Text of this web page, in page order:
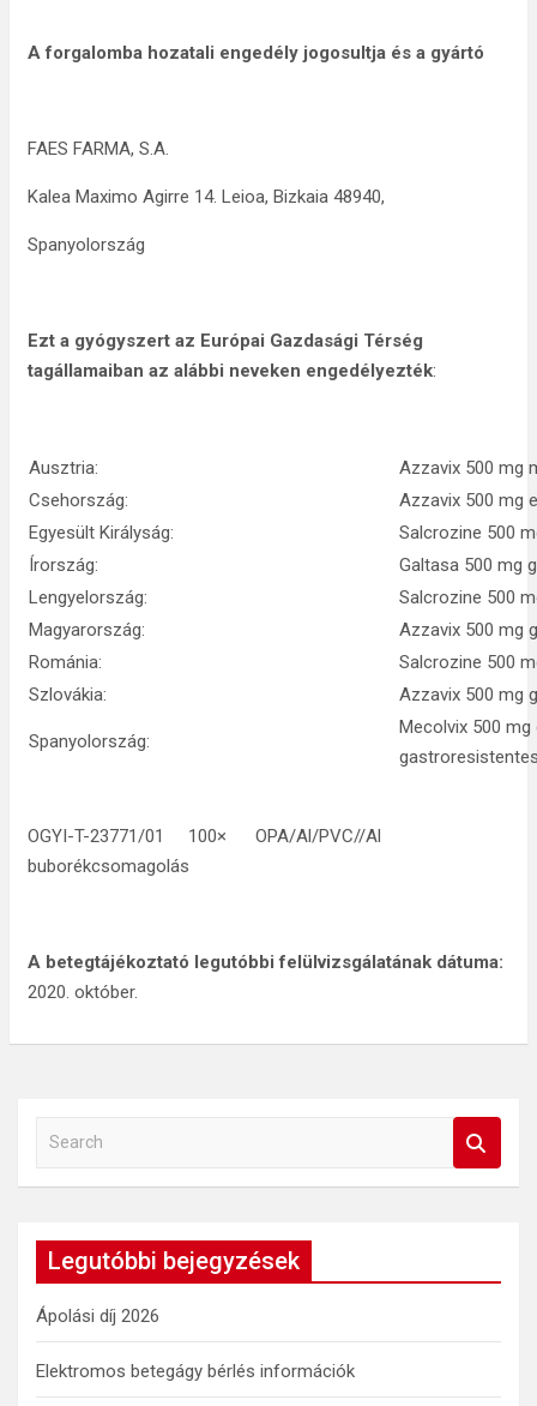
A forgalomba hozatali engedély jogosultja és a gyártó
FAES FARMA, S.A.
Kalea Maximo Agirre 14. Leioa, Bizkaia 48940,
Spanyolország
Ezt a gyógyszert az Európai Gazdasági Térség
tagállamaiban az alábbi neveken engedélyezték:
Ausztria:
Azzavix 500 mg
Csehország:
Azzavix 500 mg
Egyesült Királyság:
Salcrozine 500
Írország:
Galtasa 500 mg
Lengyelország:
Salcrozine 500
Magyarország:
Azzavix 500 mg
Románia:
Salcrozine 500
Szlovákia:
Azzavix 500 mg
Spanyolország:
Mecolvix 500
OGYI-T-23771/01 100× OPA/Al/PVC//Al
buborékcsomagolás
A betegtájékoztató legutóbbi felülvizsgálatának dátuma:
2020. október.
a
h
Legutóbbi bejegyzések
Ápolási díj 2026
Elektromos betegágy bérlés információk